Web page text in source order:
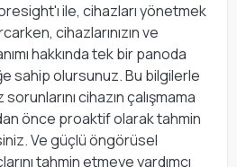
ile, cihazları yönetmek
cihazlarınızın ve
hakkında tek bir panoda
sahip olursunuz. Bu bilgilerle
cihazın çalışmama
önce proaktif olarak tahmin
Ve güçlü öngörüsel
tahmin etmeye yardımcı